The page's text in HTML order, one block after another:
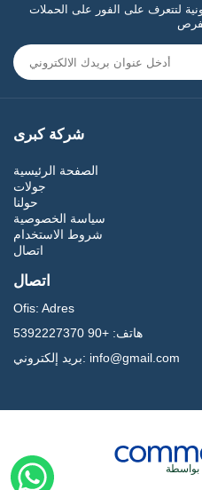
لتتعرف على الفور على الحملات
شركة كبرى
الصفحة الرئيسية
جولات
حولنا
سياسة الخصوصية
شروط الاستخدام
اتصال
اتصال
Ofis: Adres
هاتف: +90 5392227370
بريد إلكتروني: info@gmail.com